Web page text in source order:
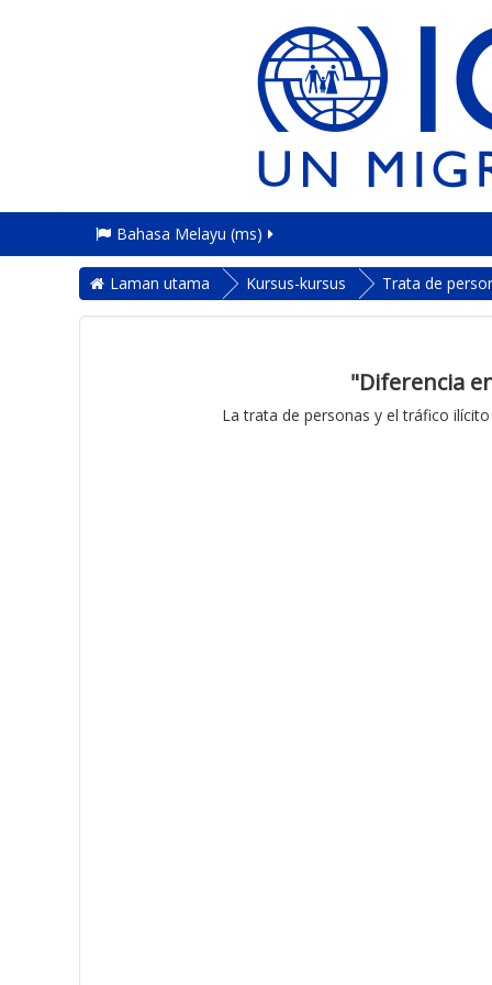
Bahasa Melayu ‎(ms)‎
Laman utama Kursus-kursus Trata de
"Diferencia
La trata de personas y el tráfico